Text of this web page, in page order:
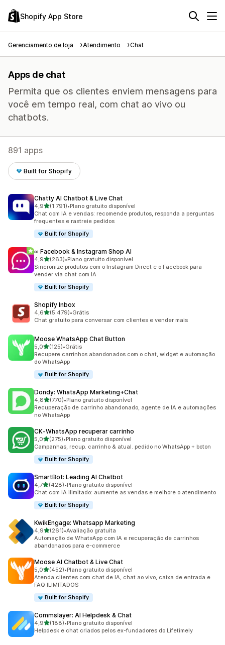
Shopify App Store
Gerenciamento de loja Atendimento Chat
Apps de chat
Permita que os clientes enviem mensagens para
você em tempo real, com chat ao vivo ou
chatbots.
891 apps
Built for Shopify
Chatty AI Chatbot & Live Chat
4,9de 5 estrelas
(1.791)
1791 avaliações ao todo
•Plano gratuito disponível
Chat com IA e vendas: recomende produtos, responda a perguntas
frequentes e rastreie pedidos
Built for Shopify
∞ Facebook & Instagram Shop AI
4,9de 5 estrelas
(263)
263 avaliações ao todo
•Plano gratuito disponível
Sincronize produtos com o Instagram Direct e o Facebook para
vender via chat com IA
Built for Shopify
Shopify Inbox
4,6de 5 estrelas
(5.479)
5479 avaliações ao todo
•Grátis
Chat gratuito para conversar com clientes e vender mais
Moose WhatsApp Chat Button
5,0de 5 estrelas
(125)
125 avaliações ao todo
•Grátis
Recupere carrinhos abandonados com o chat, widget e automação
do WhatsApp
Built for Shopify
Dondy: WhatsApp Marketing+Chat
4,8de 5 estrelas
(770)
770 avaliações ao todo
•Plano gratuito disponível
Recuperação de carrinho abandonado, agente de IA e automações
no WhatsApp
CK‑WhatsApp recuperar carrinho
5,0de 5 estrelas
(275)
275 avaliações ao todo
•Plano gratuito disponível
Campanhas, recup. carrinho & atual. pedido no WhatsApp + boton
Built for Shopify
SmartBot: Leading AI Chatbot
4,7de 5 estrelas
(428)
428 avaliações ao todo
•Plano gratuito disponível
Chat com IA ilimitado: aumente as vendas e melhore o atendimento
Built for Shopify
KwikEngage: Whatsapp Marketing
4,9de 5 estrelas
(261)
261 avaliações ao todo
•Avaliação gratuita
Automação de WhatsApp com IA e recuperação de carrinhos
abandonados para e-commerce
Moose AI Chatbot & Live Chat
5,0de 5 estrelas
(452)
452 avaliações ao todo
•Plano gratuito disponível
Atenda clientes com chat de IA, chat ao vivo, caixa de entrada e
FAQ ILIMITADOS
Built for Shopify
Commslayer: AI Helpdesk & Chat
4,9de 5 estrelas
(188)
188 avaliações ao todo
•Plano gratuito disponível
Helpdesk e chat criados pelos ex-fundadores do Lifetimely